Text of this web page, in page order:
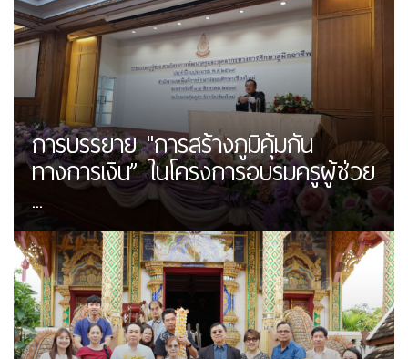
การบรรยาย "การสร้างภูมิคุ้มกัน
ทางการเงิน” ในโครงการอบรมครูผู้ช่วย
...